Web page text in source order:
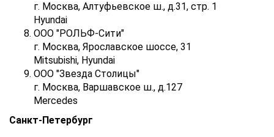
г. Москва, Алтуфьевское ш., д.31, стр. 1
Hyundai
ООО "РОЛЬФ-Сити"
г. Москва, Ярославское шоссе, 31
Mitsubishi, Hyundai
ООО "Звезда Столицы"
г. Москва, Варшавское ш., д.127
Mercedes
Санкт-Петербург